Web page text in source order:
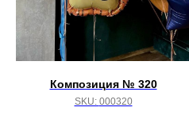
Композиция № 320
SKU: 000320